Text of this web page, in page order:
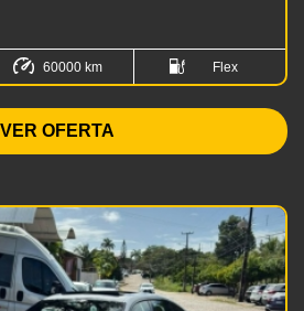
60000 km Flex
VER OFERTA